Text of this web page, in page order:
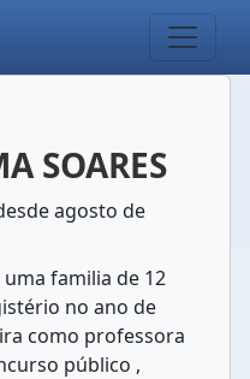
SOARES
agosto de
familia de 12
no ano de
como professora
público ,